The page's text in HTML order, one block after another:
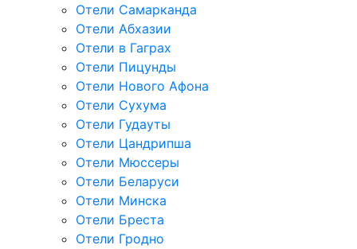
Отели Самарканда
Отели Абхазии
Отели в Гаграх
Отели Пицунды
Отели Нового Афона
Отели Сухума
Отели Гудауты
Отели Цандрипша
Отели Мюссеры
Отели Беларуси
Отели Минска
Отели Бреста
Отели Гродно